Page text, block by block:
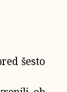
šesto